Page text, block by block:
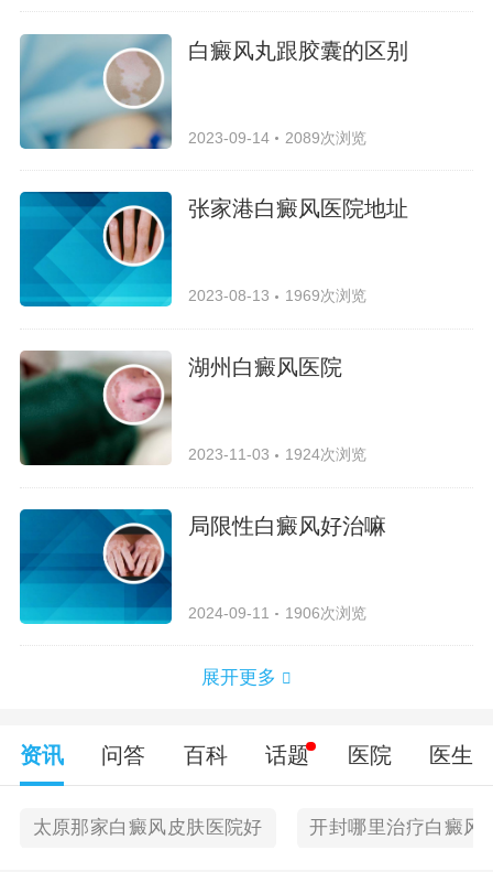
白癜风丸跟胶囊的区别
2023-09-14 2089次浏览
张家港白癜风医院地址
2023-08-13 1969次浏览
湖州白癜风医院
2023-11-03 1924次浏览
局限性白癜风好治嘛
2024-09-11 1906次浏览
展开更多
资讯 问答 百科 话题 医院 医生
太原那家白癜风皮肤医院好 开封哪里治疗白癜风